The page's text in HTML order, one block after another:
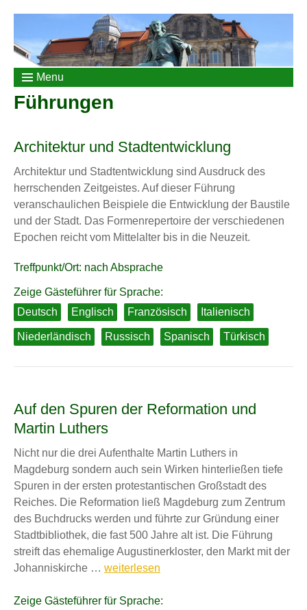
Menu
Führungen
Architektur und Stadtentwicklung
Architektur und Stadtentwicklung sind Ausdruck des
herrschenden Zeitgeistes. Auf dieser Führung
veranschaulichen Beispiele die Entwicklung der Baustile
und der Stadt. Das Formenrepertoire der verschiedenen
Epochen reicht vom Mittelalter bis in die Neuzeit.
Treffpunkt/Ort: nach Absprache
Zeige Gästeführer für Sprache:
Deutsch
Englisch Französisch Italienisch
Niederländisch Russisch Spanisch Türkisch
Auf den Spuren der Reformation und
Martin Luthers
Nicht nur die drei Aufenthalte Martin Luthers in
Magdeburg sondern auch sein Wirken hinterließen tiefe
Spuren in der ersten protestantischen Großstadt des
Reiches. Die Reformation ließ Magdeburg zum Zentrum
des Buchdrucks werden und führte zur Gründung einer
Stadtbibliothek, die fast 500 Jahre alt ist. Die Führung
streift das ehemalige Augustinerkloster, den Markt mit der
Johanniskirche … Auf
Spuren
weiterlesen
Zeige Gästeführer für Sprache: